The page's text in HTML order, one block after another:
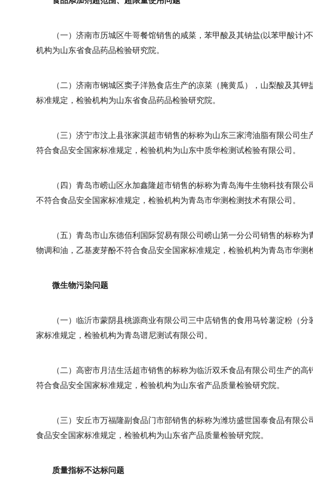
（一）济南市历城区牛哥餐馆销售的咸菜，苯甲酸及其钠盐(以苯甲酸计)
机构为山东省食品药品检验研究院。
（二）济南市钢城区窦子洋熟食店生产的凉菜（腌黄瓜），山梨酸及其
标准规定，检验机构为山东省食品药品检验研究院。
（三）济宁市汶上县张家淇超市销售的标称为山东三家湾油脂有限公司
符合食品安全国家标准规定，检验机构为山东中质华检测试检验有限公司。
（四）青岛市崂山区永加鑫隆超市销售的标称为青岛海牛生物科技有限
不符合食品安全国家标准规定，检验机构为青岛市华测检测技术有限公司。
（五）青岛市山东德佰利国际贸易有限公司崂山第一分公司销售的标称
物调和油，乙基麦芽酚不符合食品安全国家标准规定，检验机构为青岛市华测
微生物污染问题
（一）临沂市蒙阴县桃源商业有限公司三中店销售的食用马铃薯淀粉（
家标准规定，检验机构为青岛谱尼测试有限公司。
（二）高密市月洁生活超市销售的标称为临沂双禾食品有限公司生产的
符合食品安全国家标准规定，检验机构为山东省产品质量检验研究院。
（三）安丘市万福隆副食品门市部销售的标称为潍坊盛世国泰食品有限
食品安全国家标准规定，检验机构为山东省产品质量检验研究院。
质量指标不达标问题